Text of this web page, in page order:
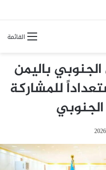
القائمة
باليمن
للمشاركة